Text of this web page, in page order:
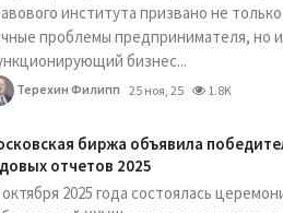
института призвано не
проблемы предпринимателя, но
бизнес...
Терехин Филипп 25 ноя, 25 1.8K
биржа объявила
отчетов 2025
октября 2025 года состоялась